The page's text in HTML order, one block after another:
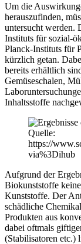
Um die
herauszufinden,
untersucht werden.
Instituts für sozial-
Planck-Instituts für
kürzlich getan.
bereits erhältlich
Gemüseschalen,
Inhaltsstoffe
Quelle:
https://
via%3Dihub
Aufgrund der
Biokunststoffe
Kunststoffe. Der
schädliche
Produkten aus
dabei oftmals
(Stabilisatoren etc.)